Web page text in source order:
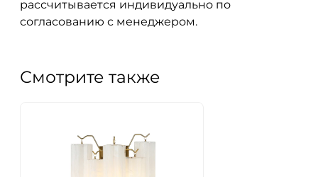
рассчитывается индивидуально по
согласованию с менеджером.
Смотрите также